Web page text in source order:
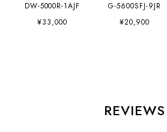
DW-5000R-1AJF
¥33,000
G-5600SFJ-9JR
¥20,900
REVIEWS